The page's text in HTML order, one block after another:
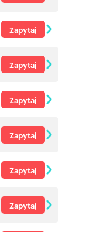
Zapytaj
Zapytaj
Zapytaj
Zapytaj
Zapytaj
Zapytaj